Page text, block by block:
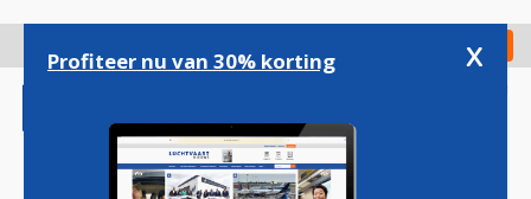
gaan
Check in
Profiteer nu van 30% korting x